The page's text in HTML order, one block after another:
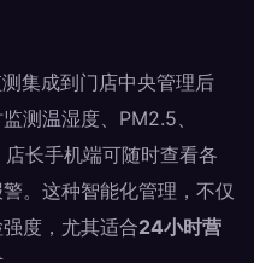
集成到门店中央管理后
测温湿度、PM2.5、
长手机端可随时查看各
。这种智能化管理，不仅
度，尤其适合24小时营